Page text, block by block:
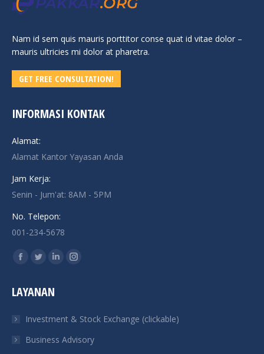
Nam id sem quis mauris porttitor conse quat id vitae dolor –
mauris ultricies mi dolor at pharetra.
GET FREE CONSULTATION!
INFORMASI KONTAK
Alamat:
Alamat Kantor Yayasan Anda
Jam Kerja:
Senin - Jum'at: 8AM - 5PM
No. Telepon:
001-234-5678
Find us on:
Facebook
opens
new
window
Twitter
opens
new
window
Linkedin
new
window
Instagram
new
window
LAYANAN
Investment & Stock Exchange (clickable)
Business Advisory